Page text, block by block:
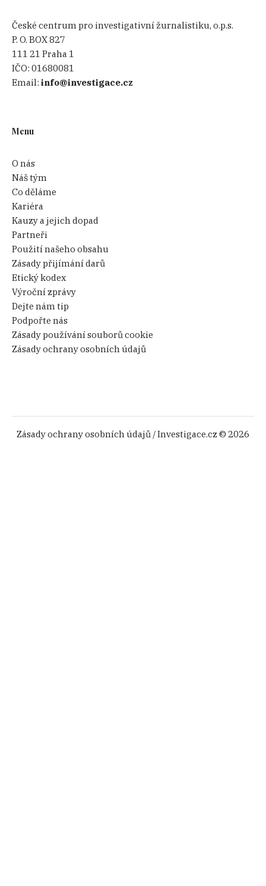
České centrum pro investigativní žurnalistiku, o.p.s.
P. O. BOX 827
111 21 Praha 1
IČO:01680081
Email:info@investigace.cz
Menu
O nás
Náš tým
Co děláme
Kariéra
Kauzy a jejich dopad
Partneři
Použití našeho obsahu
Zásady přijímání darů
Etický kodex
Výroční zprávy
Dejte nám tip
Podpořte nás
Zásady používání souborů cookie
Zásady ochrany osobních údajů
Zásady ochrany osobních údajů / Investigace.cz © 2026